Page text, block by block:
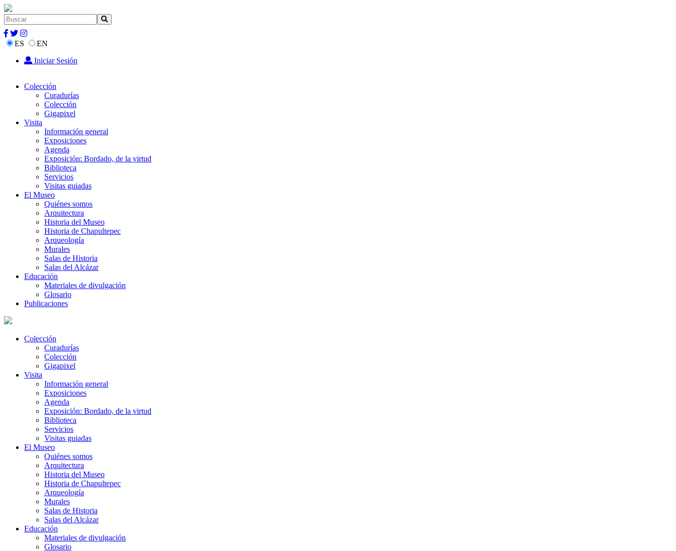
ES
EN
Iniciar Sesión
Colección
Curadurías
Colección
Gigapixel
Visita
Información general
Exposiciones
Agenda
Exposición: Bordado, de la virtud
Biblioteca
Servicios
Visitas guiadas
El Museo
Quiénes somos
Arquitectura
Historia del Museo
Historia de Chapultepec
Arqueología
Murales
Salas de Historia
Salas del Alcázar
Educación
Materiales de divulgación
Glosario
Publicaciones
Colección
Curadurías
Colección
Gigapixel
Visita
Información general
Exposiciones
Agenda
Exposición: Bordado, de la virtud
Biblioteca
Servicios
Visitas guiadas
El Museo
Quiénes somos
Arquitectura
Historia del Museo
Historia de Chapultepec
Arqueología
Murales
Salas de Historia
Salas del Alcázar
Educación
Materiales de divulgación
Glosario